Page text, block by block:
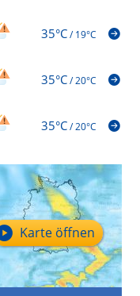
35°C/19°C
35°C/20°C
35°C/20°C
Karte öffnen